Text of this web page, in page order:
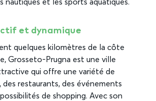
nautiques et les sports aquatiques.
et dynamique
quelques kilomètres de la côte
Grosseto-Prugna est une ville
qui offre une variété de
des restaurants, des événements
de shopping. Avec son